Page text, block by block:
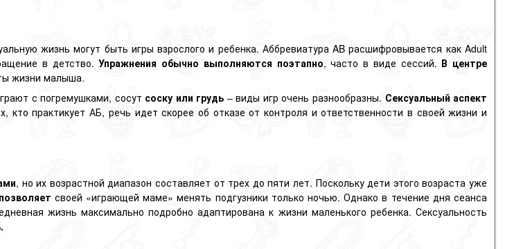
жизнь могут быть игры взрослого и ребенка. Аббревиатура AB расшифровывается как Adult
в детство.Упражнения обычно выполняются поэтапно, часто в виде сессий. В центре
жизни малыша.
с погремушками, сосут соску или грудь – виды игр очень разнообразны. Сексуальный аспект
кто практикует АБ, речь идет скорее об отказе от контроля и ответственности в своей жизни и
, но их возрастной диапазон составляет от трех до пяти лет. Поскольку дети этого возраста уже
своей «играющей маме» менять подгузники только ночью. Однако в течение дня сеанса
жизнь максимально подробно адаптирована к жизни маленького ребенка. Сексуальность